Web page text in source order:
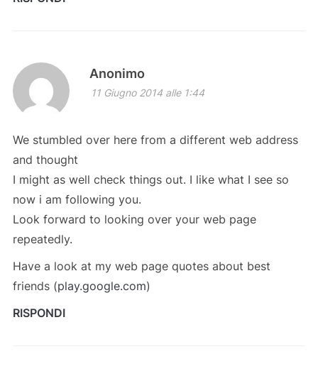
Anonimo
11 Giugno 2014 alle 1:44
We stumbled over here from a different web address
and thought
I might as well check things out. I like what I see so
now i am following you.
Look forward to looking over your web page
repeatedly.
Have a look at my web page quotes about best
friends (play.google.com)
RISPONDI